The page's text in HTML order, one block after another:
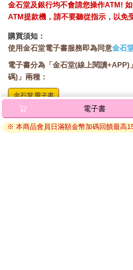
「我們可不笨。」威農姨丈說。
「這，倒是個新聞。」哈利的火氣上
他立刻轉身踏過草坪，跨過花園的矮牆
這下真有麻煩了，他知道，待會勢必要
無禮付出代價，但此刻他不在乎，他心
哈利確信那個爆裂聲是某個人使用現
家庭小精靈多比消失在空氣中的聲音
就在水蠟樹街嗎？多比會不會現在就
立即轉身察看後面的水蠟樹街。街上
比不懂得隱身術。
他繼續往前走，但沒看清楚走的是哪條
道溜達，他的兩條腿會自動帶他到他喜
金石堂及銀行均不會請您操作ATM!
ATM提款機，請不要聽從指示，以免
購買須知：
使用金石堂電子書服務即為同意金石
電子書分為「金石堂(線上閱讀+APP)
碼)」兩種：
將儲存於會員中心→電子書服務「
閱讀直接開啟閱讀。
線上閱讀：
電子書
※ 本商品會員日滿額金幣加碼回饋最高